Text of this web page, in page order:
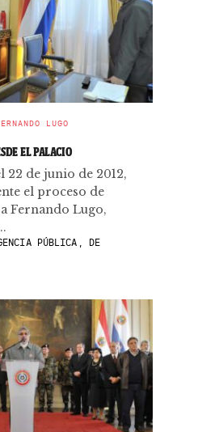
LUGO
EL PALACIO
22 de junio de 2012,
el proceso de
Fernando Lugo,
PÚBLICA, DE